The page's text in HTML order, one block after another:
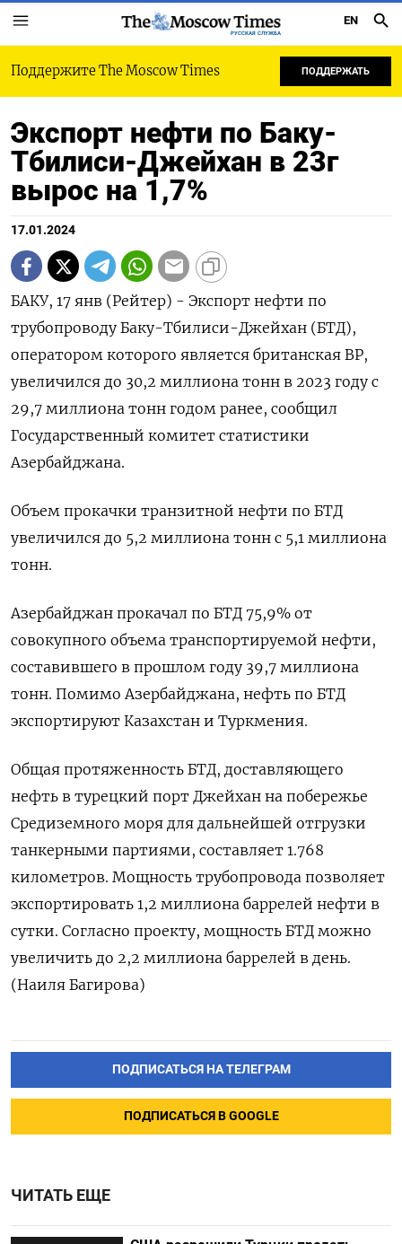
РУССКАЯ СЛУЖБА
EN
Поддержите The Moscow Times ПОДДЕРЖАТЬ
Экспорт нефти по Баку-
Тбилиси-Джейхан в 23г
вырос на 1,7%
17.01.2024
БАКУ, 17 янв (Рейтер) - Экспорт нефти по
трубопроводу Баку-Тбилиси-Джейхан (БТД),
оператором которого является британская BP,
увеличился до 30,2 миллиона тонн в 2023 году с
29,7 миллиона тонн годом ранее, сообщил
Государственный комитет статистики
Азербайджана.
Объем прокачки транзитной нефти по БТД
увеличился до 5,2 миллиона тонн с 5,1 миллиона
тонн.
Азербайджан прокачал по БТД 75,9% от
совокупного объема транспортируемой нефти,
составившего в прошлом году 39,7 миллиона
тонн. Помимо Азербайджана, нефть по БТД
экспортируют Казахстан и Туркмения.
Общая протяженность БТД, доставляющего
нефть в турецкий порт Джейхан на побережье
Средиземного моря для дальнейшей отгрузки
танкерными партиями, составляет 1.768
километров. Мощность трубопровода позволяет
экспортировать 1,2 миллиона баррелей нефти в
сутки. Согласно проекту, мощность БТД можно
увеличить до 2,2 миллиона баррелей в день.
(Наиля Багирова)
ПОДПИСАТЬСЯ НА ТЕЛЕГРАМ
ПОДПИСАТЬСЯ В GOOGLE
ЧИТАТЬ ЕЩЕ